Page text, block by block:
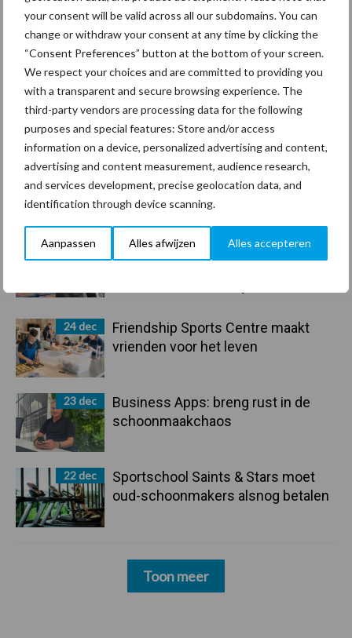
your consent will be valid across all our subdomains. You can
change or withdraw your consent at any time by clicking the
“Consent Preferences” button at the bottom of your screen.
We respect your choices and are committed to providing you
with a transparent and secure browsing experience. The
third-party vendors are processing data for the following
purposes and special features: Store and/or access
information on a device, personalized advertising and content,
advertising and content measurement, audience research,
and services development, precise geolocation data, and
identification through device scanning.
Aanpassen Alles afwijzen Alles accepteren
Primaire
Sidebar
Recent nieuws Partner nieuws
30 dec
Hervorming flexibele
arbeidscontracten kent mitsen en
maren
29 dec
Freddy van de Ridder Cleaners:
“Glazenwassen zit in m’n bloed,
24 dec
Friendship Sports Centre maakt
vrienden voor het leven
23 dec
Business Apps: breng rust in de
schoonmaakchaos
22 dec
Sportschool Saints & Stars moet
oud-schoonmakers alsnog betalen
Toon meer
Toon meer